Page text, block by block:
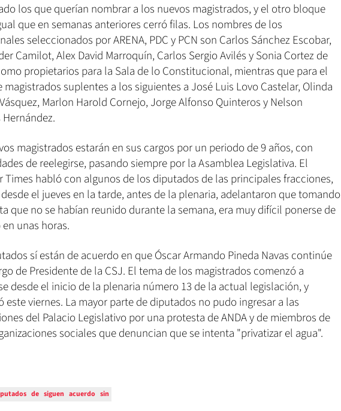
los que querían nombrar a los nuevos magistrados, y el otro bloque
que en semanas anteriores cerró filas. Los nombres de los
seleccionados por ARENA, PDC y PCN son Carlos Sánchez Escobar,
Camilot, Alex David Marroquín, Carlos Sergio Avilés y Sonia Cortez de
propietarios para la Sala de lo Constitucional, mientras que para el
magistrados suplentes a los siguientes a José Luis Lovo Castelar, Olinda
Marlon Harold Cornejo, Jorge Alfonso Quinteros y Nelson
magistrados estarán en sus cargos por un periodo de 9 años, con
de reelegirse, pasando siempre por la Asamblea Legislativa. El
Times habló con algunos de los diputados de las principales fracciones,
el jueves en la tarde, antes de la plenaria, adelantaron que tomando
que no se habían reunido durante la semana, era muy difícil ponerse de
unas horas.
sí están de acuerdo en que Óscar Armando Pineda Navas continúe
de Presidente de la CSJ. El tema de los magistrados comenzó a
desde el inicio de la plenaria número 13 de la actual legislación, y
este viernes. La mayor parte de diputados no pudo ingresar a las
del Palacio Legislativo por una protesta de ANDA y de miembros de
sociales que denuncian que se intenta "privatizar el agua".
de siguen acuerdo sin